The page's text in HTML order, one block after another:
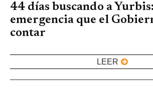
44 días buscando a
emergencia que el
contar
LEER